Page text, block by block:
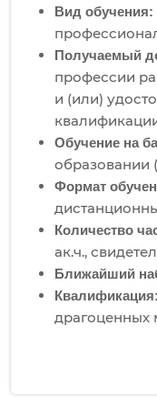
Вид обучения:
Получаемый
профессии
и (или)
Обучение на
образовании
Формат
Количество
ак.ч.,
Ближайший
Квалификация:
драгоценных